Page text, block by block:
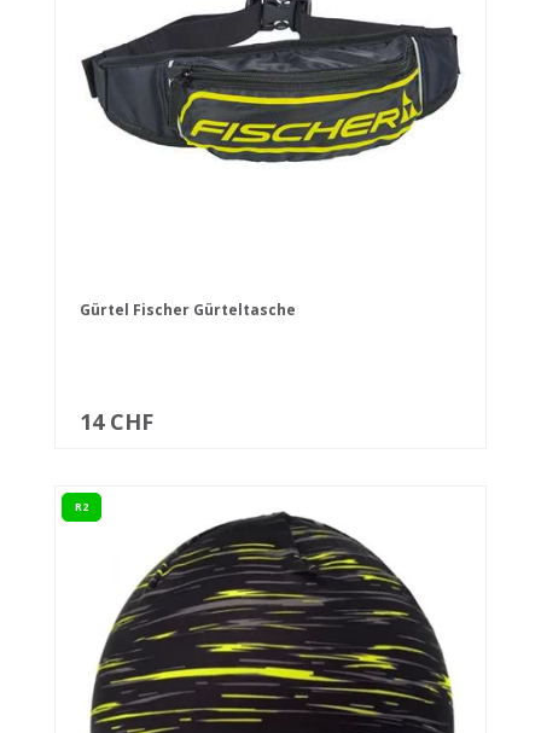
Gürtel Fischer Gürteltasche
14 CHF
R2